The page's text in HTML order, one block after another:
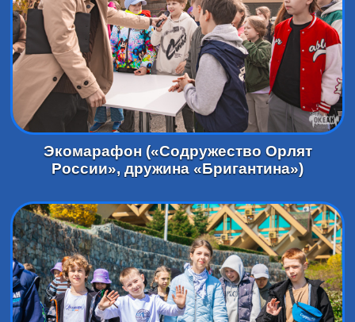
Экомарафон («Содружество Орлят
России», дружина «Бригантина»)